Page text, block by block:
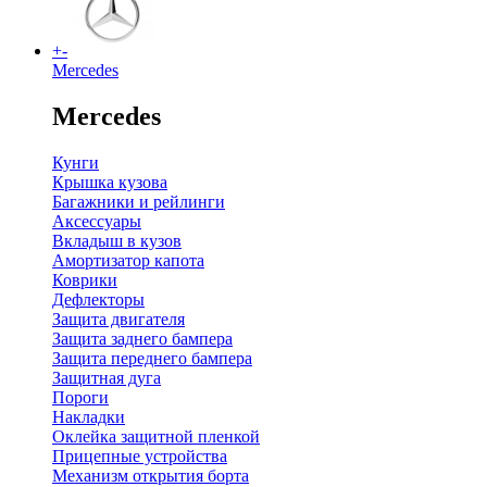
+-
Mercedes
Mercedes
Кунги
Крышка кузова
Багажники и рейлинги
Аксессуары
Вкладыш в кузов
Амортизатор капота
Коврики
Дефлекторы
Защита двигателя
Защита заднего бампера
Защита переднего бампера
Защитная дуга
Пороги
Накладки
Оклейка защитной пленкой
Прицепные устройства
Механизм открытия борта